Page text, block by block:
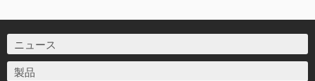
ニュース
製品